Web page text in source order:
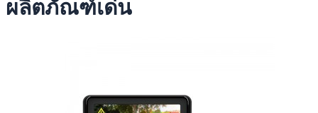
ผลิตภัณฑ์เด่น